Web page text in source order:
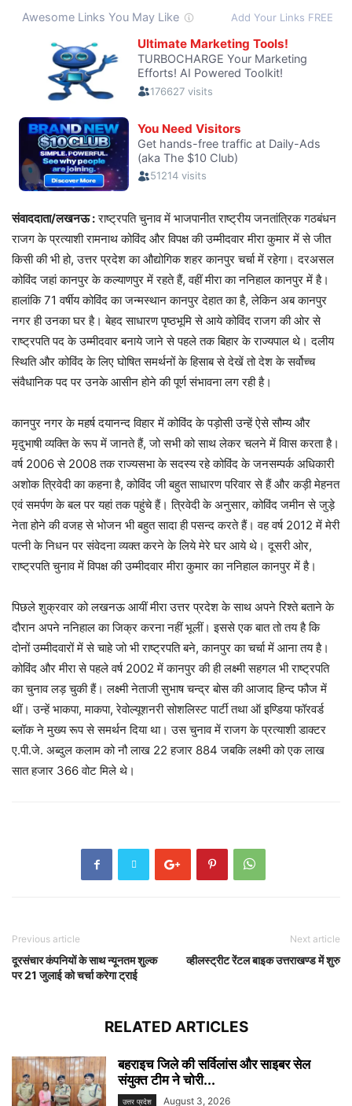
संवाददाता/लखनऊ :राष्ट्रपति चुनाव में भाजपानीत राष्ट्रीय जनतांत्रिक गठबंधन
राजग के प्रत्याशी रामनाथ कोविंद और विपक्ष की उम्मीदवार मीरा कुमार में से जीत
किसी की भी हो, उत्तर प्रदेश का औद्योगिक शहर कानपुर चर्चा में रहेगा। दरअसल
कोविंद जहां कानपुर के कल्याणपुर में रहते हैं, वहीं मीरा का ननिहाल कानपुर में है।
हालांकि 71 वर्षीय कोविंद का जन्मस्थान कानपुर देहात का है, लेकिन अब कानपुर
नगर ही उनका घर है। बेहद साधारण पृष्ठभूमि से आये कोविंद राजग की ओर से
राष्ट्रपति पद के उम्मीदवार बनाये जाने से पहले तक बिहार के राज्यपाल थे। दलीय
स्थिति और कोविंद के लिए घोषित समर्थनों के हिसाब से देखें तो देश के सर्वोच्च
संवैधानिक पद पर उनके आसीन होने की पूर्ण संभावना लग रही है।
कानपुर नगर के महर्ष दयानन्द विहार में कोविंद के पड़ोसी उन्हें ऐसे सौम्य और
मृदुभाषी व्यक्ति के रूप में जानते हैं, जो सभी को साथ लेकर चलने में विास करता है।
वर्ष 2006 से 2008 तक राज्यसभा के सदस्य रहे कोविंद के जनसम्पर्क अधिकारी
अशोक त्रिवेदी का कहना है, कोविंद जी बहुत साधारण परिवार से हैं और कड़ी मेहनत
एवं समर्पण के बल पर यहां तक पहुंचे हैं। त्रिवेदी के अनुसार, कोविंद जमीन से जुड़े
नेता होने की वजह से भोजन भी बहुत सादा ही पसन्द करते हैं। वह वर्ष 2012 में मेरी
पत्नी के निधन पर संवेदना व्यक्त करने के लिये मेरे घर आये थे। दूसरी ओर,
राष्ट्रपति चुनाव में विपक्ष की उम्मीदवार मीरा कुमार का ननिहाल कानपुर में है।
पिछले शुक्रवार को लखनऊ आयीं मीरा उत्तर प्रदेश के साथ अपने रिश्ते बताने के
दौरान अपने ननिहाल का जिक्र करना नहीं भूलीं। इससे एक बात तो तय है कि
दोनों उम्मीदवारों में से चाहे जो भी राष्ट्रपति बने, कानपुर का चर्चा में आना तय है।
कोविंद और मीरा से पहले वर्ष 2002 में कानपुर की ही लक्ष्मी सहगल भी राष्ट्रपति
का चुनाव लड़ चुकी हैं। लक्ष्मी नेताजी सुभाष चन्द्र बोस की आजाद हिन्द फौज में
थीं। उन्हें भाकपा, माकपा, रेवोल्यूशनरी सोशलिस्ट पार्टी तथा ऑ इण्डिया फॉरवर्ड
ब्लॉक ने मुख्य रूप से समर्थन दिया था। उस चुनाव में राजग के प्रत्याशी डाक्टर
ए.पी.जे. अब्दुल कलाम को नौ लाख 22 हजार 884 जबकि लक्ष्मी को एक लाख
सात हजार 366 वोट मिले थे।
Previous article
दूरसंचार कंपनियों के साथ न्यूनतम शुल्क
पर 21 जुलाई को चर्चा करेगा ट्राई
Next article
व्हीलस्ट्रीट रेंटल बाइक उत्तराखण्ड में शुरु
RELATED ARTICLES
बहराइच जिले की सर्विलांस और साइबर सेल
संयुक्त टीम ने चोरी...
उत्तर प्रदेश August 3, 2026